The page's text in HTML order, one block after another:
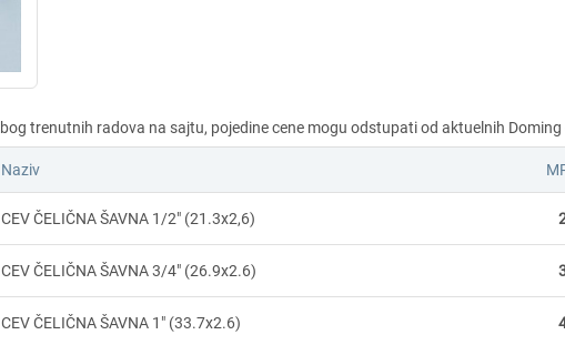
Naziv
CEV ČELIČNA ŠAVNA 1/2" (21.3x2,6)
CEV ČELIČNA ŠAVNA 3/4" (26.9x2.6)
CEV ČELIČNA ŠAVNA 1" (33.7x2.6)